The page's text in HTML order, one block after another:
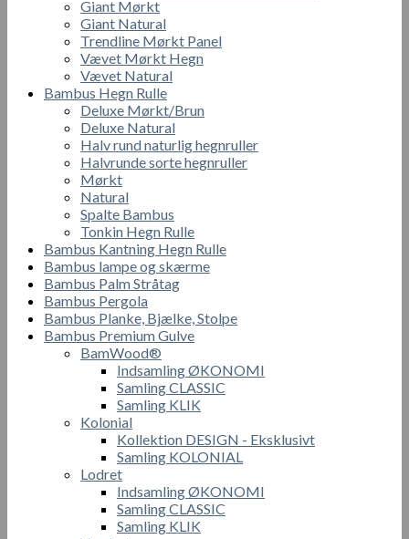
Giant Mørkt
Giant Natural
Trendline Mørkt Panel
Vævet Mørkt Hegn
Vævet Natural
Bambus Hegn Rulle
Deluxe Mørkt/Brun
Deluxe Natural
Halv rund naturlig hegnruller
Halvrunde sorte hegnruller
Mørkt
Natural
Spalte Bambus
Tonkin Hegn Rulle
Bambus Kantning Hegn Rulle
Bambus lampe og skærme
Bambus Palm Stråtag
Bambus Pergola
Bambus Planke, Bjælke, Stolpe
Bambus Premium Gulve
BamWood®
Indsamling ØKONOMI
Samling CLASSIC
Samling KLIK
Kolonial
Kollektion DESIGN - Eksklusivt
Samling KOLONIAL
Lodret
Indsamling ØKONOMI
Samling CLASSIC
Samling KLIK